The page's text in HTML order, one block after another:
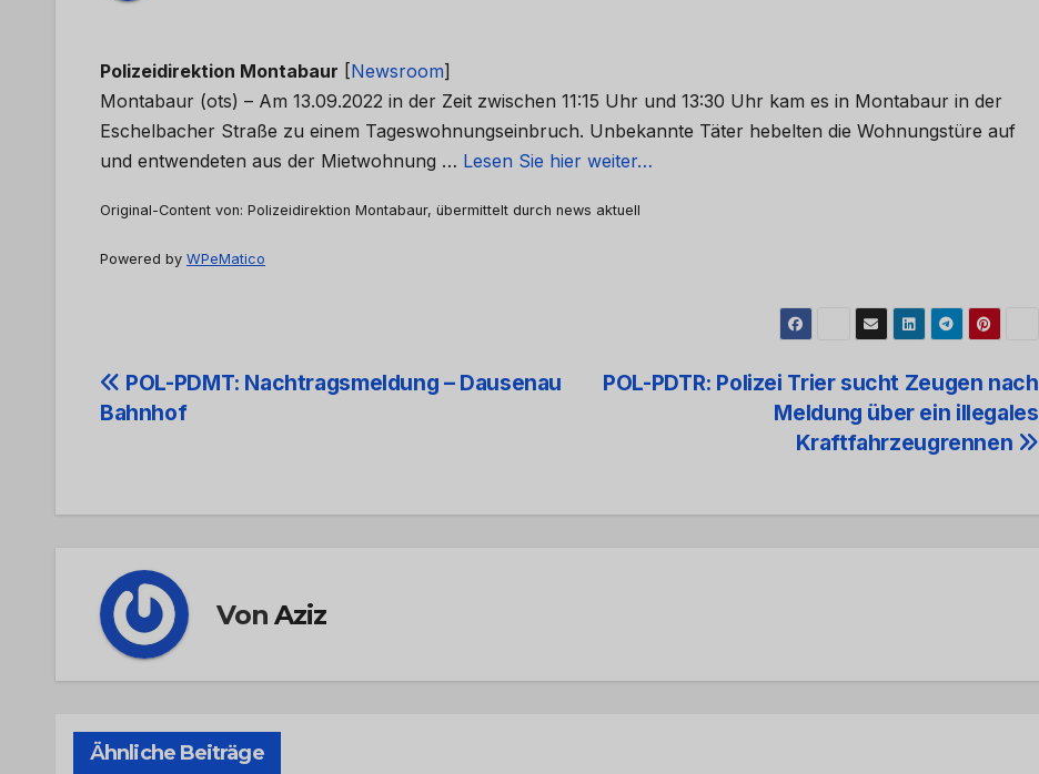
Polizeidirektion Montabaur [Newsroom]
Montabaur (ots) – Am 13.09.2022 in der Zeit zwischen 11:15 Uhr und 13:30 Uhr kam es in Montabaur in der
Eschelbacher Straße zu einem Tageswohnungseinbruch. Unbekannte Täter hebelten die Wohnungstüre auf
und entwendeten aus der Mietwohnung … Lesen Sie hier weiter…
Original-Content von: Polizeidirektion Montabaur, übermittelt durch news aktuell
Powered by WPeMatico
Beitrags-
POL-PDTR: Polizei Trier sucht Zeugen nach
Meldung über ein illegales
Kraftfahrzeugrennen
POL-PDMT: Nachtragsmeldung – Dausenau
Bahnhof
VonAziz
Ähnliche Beiträge